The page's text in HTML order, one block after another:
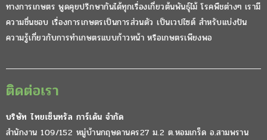
ทางการเกษตร พูดคุยปรึกษากันได้ทุกเรื่องเกี่ยวต้นพันธุ์ไม้ โรคพืชต่างๆ เรามี
ความชื่นชอบ เรื่องการเกษตรเป็นการส่วนตัว เป็นเวปไซต์ สำหรับแบ่งปัน
ความรู้เกี่ยวกับการทำเกษตรแบบก้าวหน้า หรือเกษตรเพียงพอ
ติดต่อเรา
บริษัท ไทยเซ็นทรัล การ์เด้น จำกัด
สำนักงาน 109/152 หมู่บ้านกฤษดานคร27 ม.2 ต.หอมเกร็ด อ.สามพราน